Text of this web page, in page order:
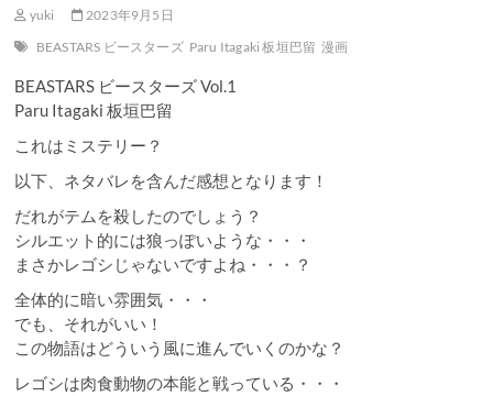
yuki
2023年9月5日
BEASTARS ビースターズ Paru Itagaki 板垣巴留 漫画
BEASTARS ビースターズ Vol.1
Paru Itagaki 板垣巴留
これはミステリー？
以下、ネタバレを含んだ感想となります！
だれがテムを殺したのでしょう？
シルエット的には狼っぽいような・・・
まさかレゴシじゃないですよね・・・？
全体的に暗い雰囲気・・・
でも、それがいい！
この物語はどういう風に進んでいくのかな？
レゴシは肉食動物の本能と戦っている・・・